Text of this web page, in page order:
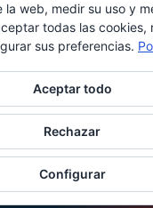
- Todos los derechos
la web, medir su uso y
todas las cookies,
sus preferencias.
Aceptar todo
Rechazar
Configurar